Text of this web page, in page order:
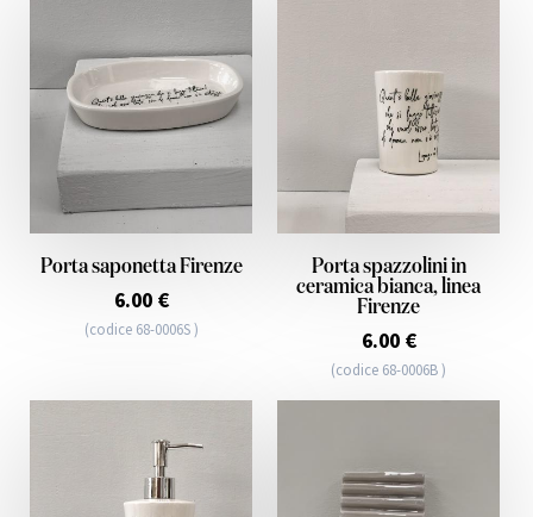
Porta saponetta Firenze
6.00 €
(codice 68-0006S )
Porta spazzolini in
ceramica bianca, linea
Firenze
6.00 €
(codice 68-0006B )